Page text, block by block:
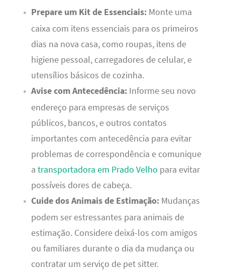
Prepare um Kit de Essenciais:Monte uma
caixa com itens essenciais para os primeiros
dias na nova casa, como roupas, itens de
higiene pessoal, carregadores de celular, e
utensílios básicos de cozinha.
Avise com Antecedência:Informe seu novo
endereço para empresas de serviços
públicos, bancos, e outros contatos
importantes com antecedência para evitar
problemas de correspondência e comunique
a transportadora em Prado Velho para evitar
possíveis dores de cabeça.
Cuide dos Animais de Estimação:Mudanças
podem ser estressantes para animais de
estimação. Considere deixá-los com amigos
ou familiares durante o dia da mudança ou
contratar um serviço de pet sitter.